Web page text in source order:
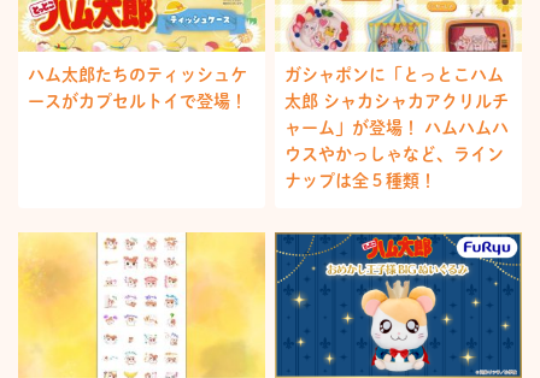
ハム太郎たちのティッシュケ
ースがカプセルトイで登場！
ガシャポンに「とっとこハム
太郎 シャカシャカアクリルチ
ャーム」が登場！ ハムハムハ
ウスやかっしゃなど、ライン
ナップは全５種類！